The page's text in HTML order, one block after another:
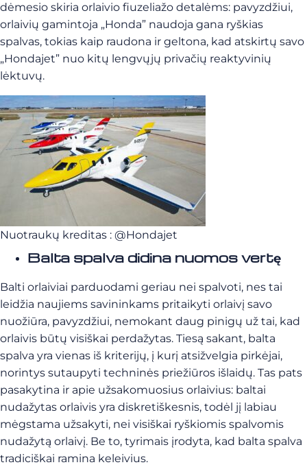
dėmesio skiria orlaivio fiuzeliažo detalėms: pavyzdžiui,
orlaivių gamintoja „Honda” naudoja gana ryškias
spalvas, tokias kaip raudona ir geltona, kad atskirtų savo
„Hondajet” nuo kitų lengvųjų privačių reaktyvinių
lėktuvų.
Nuotraukų kreditas : @Hondajet
Balta spalva didina nuomos vertę
Balti orlaiviai parduodami geriau nei spalvoti, nes tai
leidžia naujiems savininkams pritaikyti orlaivį savo
nuožiūra, pavyzdžiui, nemokant daug pinigų už tai, kad
orlaivis būtų visiškai perdažytas. Tiesą sakant, balta
spalva yra vienas iš kriterijų, į kurį atsižvelgia pirkėjai,
norintys sutaupyti techninės priežiūros išlaidų. Tas pats
pasakytina ir apie užsakomuosius orlaivius: baltai
nudažytas orlaivis yra diskretiškesnis, todėl jį labiau
mėgstama užsakyti, nei visiškai ryškiomis spalvomis
nudažytą orlaivį. Be to, tyrimais įrodyta, kad balta spalva
tradiciškai ramina keleivius.